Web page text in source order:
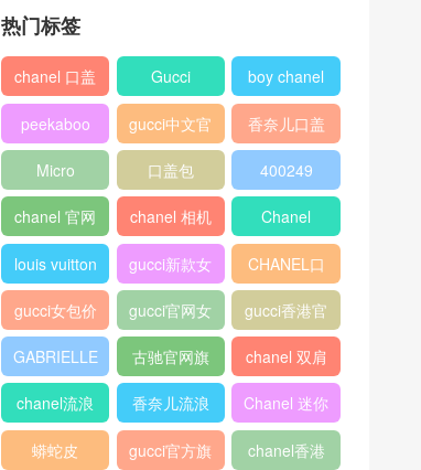
热门标签
chanel 口盖
包
Gucci
boy chanel
口盖包
peekaboo
gucci中文官
网
香奈儿口盖
包2018
Micro
Luggage
口盖包 400249
chanel 官网
chanel 相机
包
Chanel
louis vuitton
gucci新款女
包
CHANEL口
盖包
gucci女包价
格
gucci官网女
包
gucci香港官
网
GABRIELLE
古驰官网旗
舰店
chanel 双肩
背包
chanel流浪
包价格
香奈儿流浪
包尺寸
Chanel 迷你
口盖包
蟒蛇皮
gucci官方旗
chanel香港